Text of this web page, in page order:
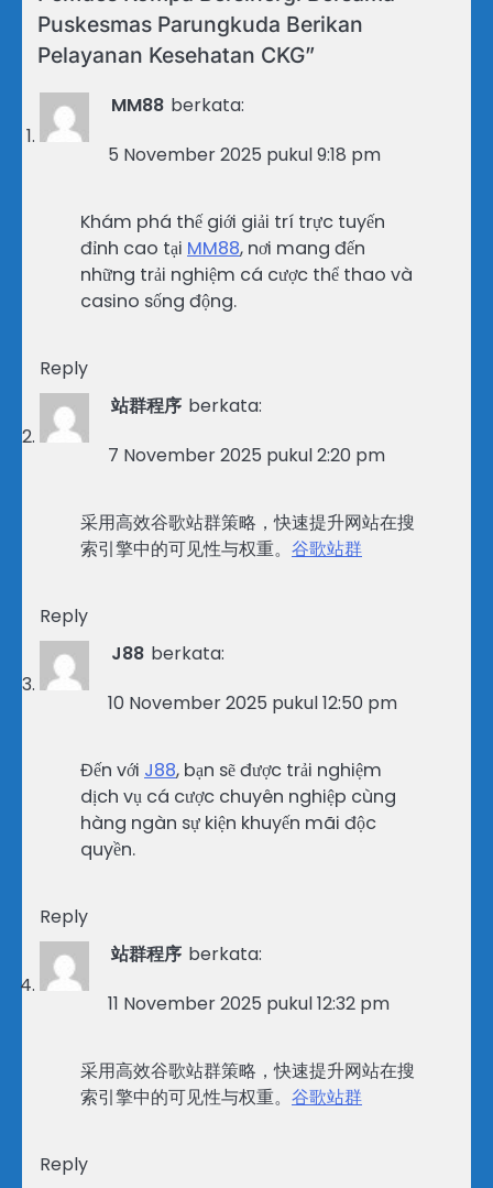
Puskesmas Parungkuda Berikan
Pelayanan Kesehatan CKG”
MM88 berkata:
5 November 2025 pukul 9:18 pm
Khám phá thế giới giải trí trực tuyến
đỉnh cao tại MM88, nơi mang đến
những trải nghiệm cá cược thể thao và
casino sống động.
Reply
站群程序 berkata:
7 November 2025 pukul 2:20 pm
采用高效谷歌站群策略，快速提升网站在搜
索引擎中的可见性与权重。 谷歌站群
Reply
J88 berkata:
10 November 2025 pukul 12:50 pm
Đến với J88, bạn sẽ được trải nghiệm
dịch vụ cá cược chuyên nghiệp cùng
hàng ngàn sự kiện khuyến mãi độc
quyền.
Reply
站群程序 berkata:
11 November 2025 pukul 12:32 pm
采用高效谷歌站群策略，快速提升网站在搜
索引擎中的可见性与权重。 谷歌站群
Reply